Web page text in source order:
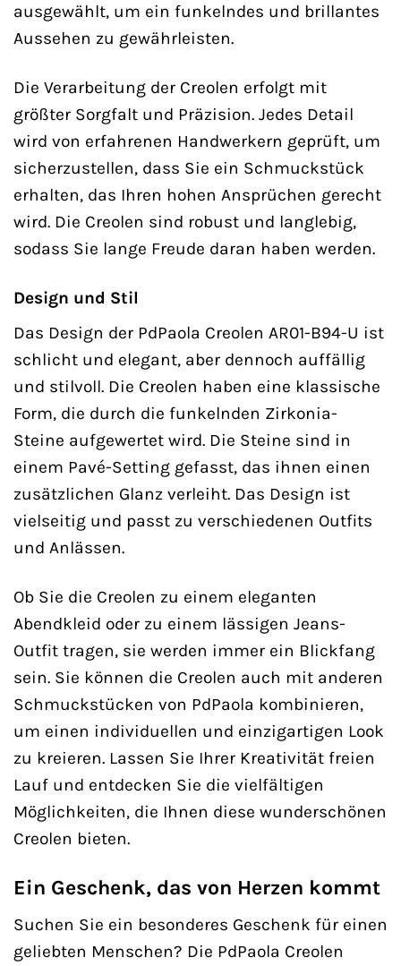
ausgewählt, um ein funkelndes und brillantes
Aussehen zu gewährleisten.
Die Verarbeitung der Creolen erfolgt mit
größter Sorgfalt und Präzision. Jedes Detail
wird von erfahrenen Handwerkern geprüft, um
sicherzustellen, dass Sie ein Schmuckstück
erhalten, das Ihren hohen Ansprüchen gerecht
wird. Die Creolen sind robust und langlebig,
sodass Sie lange Freude daran haben werden.
Design und Stil
Das Design der PdPaola Creolen AR01-B94-U ist
schlicht und elegant, aber dennoch auffällig
und stilvoll. Die Creolen haben eine klassische
Form, die durch die funkelnden Zirkonia-
Steine aufgewertet wird. Die Steine sind in
einem Pavé-Setting gefasst, das ihnen einen
zusätzlichen Glanz verleiht. Das Design ist
vielseitig und passt zu verschiedenen Outfits
und Anlässen.
Ob Sie die Creolen zu einem eleganten
Abendkleid oder zu einem lässigen Jeans-
Outfit tragen, sie werden immer ein Blickfang
sein. Sie können die Creolen auch mit anderen
Schmuckstücken von PdPaola kombinieren,
um einen individuellen und einzigartigen Look
zu kreieren. Lassen Sie Ihrer Kreativität freien
Lauf und entdecken Sie die vielfältigen
Möglichkeiten, die Ihnen diese wunderschönen
Creolen bieten.
Ein Geschenk, das von Herzen kommt
Suchen Sie ein besonderes Geschenk für einen
geliebten Menschen? Die PdPaola Creolen